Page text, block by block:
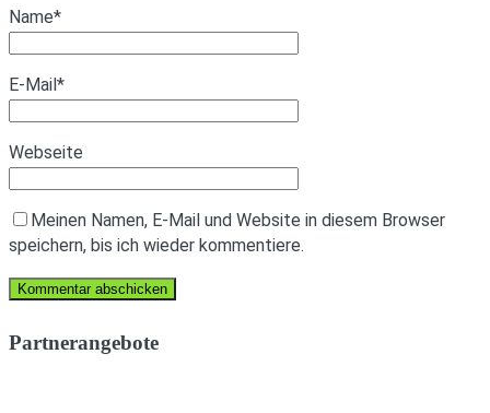
Name*
E-Mail*
Webseite
Meinen Namen, E-Mail und Website in diesem Browser
speichern, bis ich wieder kommentiere.
Partnerangebote